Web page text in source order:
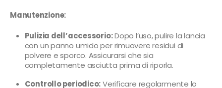
Manutenzione:
Pulizia dell’accessorio:Dopo l’uso, pulire la lancia
con un panno umido per rimuovere residui di
polvere e sporco. Assicurarsi che sia
completamente asciutta prima di riporla.
Controllo periodico:Verificare regolarmente lo